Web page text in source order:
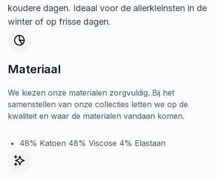
koudere dagen. Ideaal voor de allerkleinsten in de
winter of op frisse dagen.
Materiaal
We kiezen onze materialen zorgvuldig. Bij het
samenstellen van onze collecties letten we op de
kwaliteit en waar de materialen vandaan komen.
48% Katoen 48% Viscose 4% Elastaan